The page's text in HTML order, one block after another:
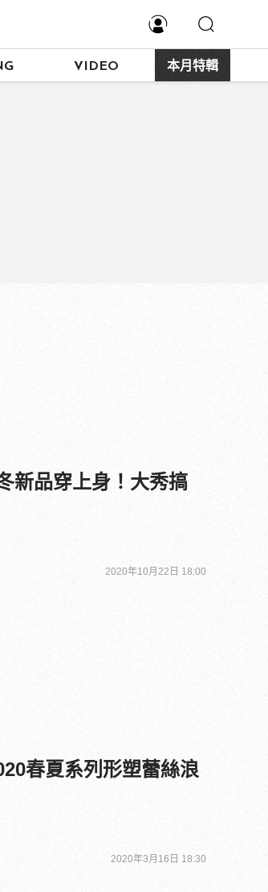
VIDEO 本月特輯
新品穿上身！大秀搞
2020年10月22日 18:00
春夏系列形塑蕾絲浪
2020年3月16日 18:30